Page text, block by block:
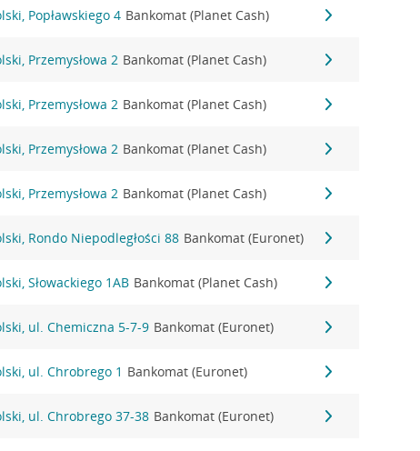
Popławskiego 4 Bankomat (Planet Cash)
Przemysłowa 2 Bankomat (Planet Cash)
Przemysłowa 2 Bankomat (Planet Cash)
Przemysłowa 2 Bankomat (Planet Cash)
Przemysłowa 2 Bankomat (Planet Cash)
Rondo Niepodległości 88 Bankomat (Euronet)
Słowackiego 1AB Bankomat (Planet Cash)
ul. Chemiczna 5-7-9 Bankomat (Euronet)
ul. Chrobrego 1 Bankomat (Euronet)
ul. Chrobrego 37-38 Bankomat (Euronet)